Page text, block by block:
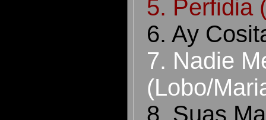
5. Perfidia
6. Ay
7. Nadie
(Lobo/
8. Suas